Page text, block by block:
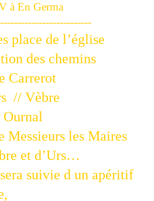
à En Germa
place de l’église
des chemins
Carrerot
// Vèbre
Ournal
Messieurs les Maires
et d’Urs…
suivie d un apéritif